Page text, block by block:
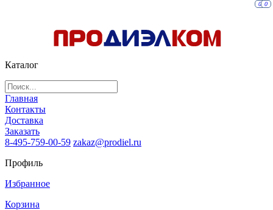
Каталог
Главная
Контакты
Доставка
Заказать
8-495-759-00-59 zakaz@prodiel.ru
Профиль
Избранное
0
Корзина
0